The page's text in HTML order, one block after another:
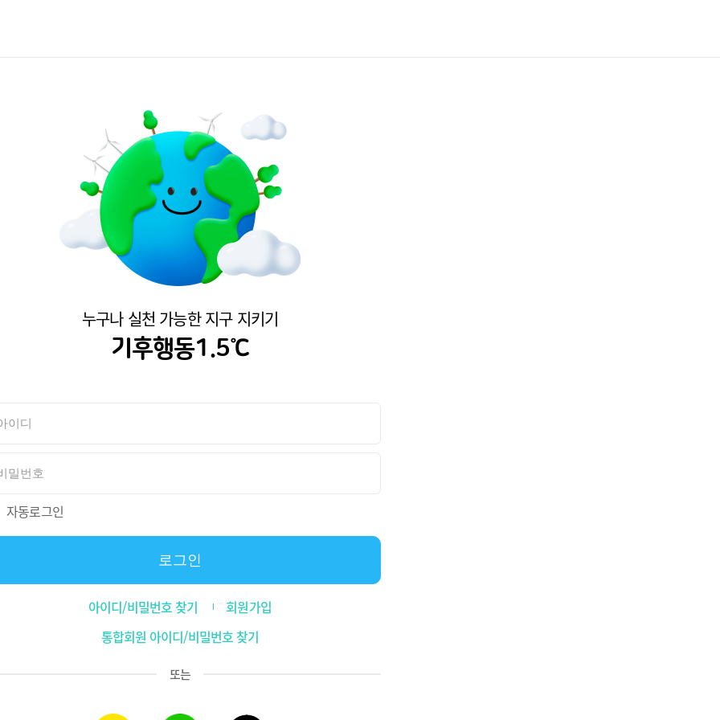
누구나 실천 가능한 지구 지키기
기후행동1.5℃
자동로그인
로그인
아이디/비밀번호 찾기
회원가입
통합회원 아이디/비밀번호 찾기
또는